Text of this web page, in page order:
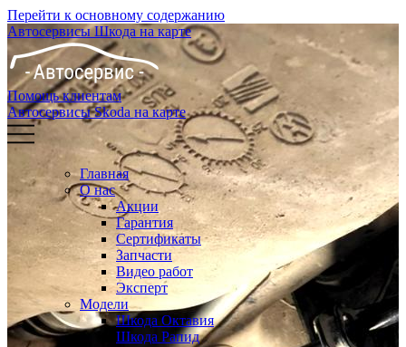
Перейти к основному содержанию
Автосервисы Шкода на карте
Помощь клиентам
Автосервисы Skoda на карте
Главная
О нас
Акции
Гарантия
Сертификаты
Запчасти
Видео работ
Эксперт
Модели
Шкода Октавия
Шкода Рапид